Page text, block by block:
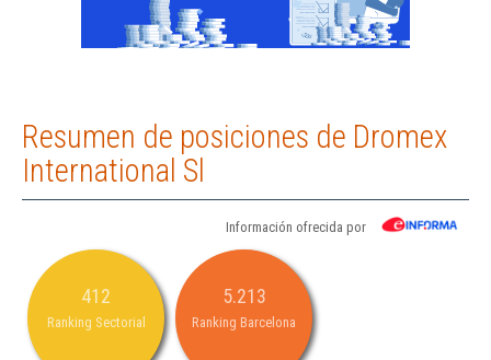
Resumen de posiciones de Dromex
International Sl
Información ofrecida por
412
Ranking Sectorial
5.213
Ranking Barcelona